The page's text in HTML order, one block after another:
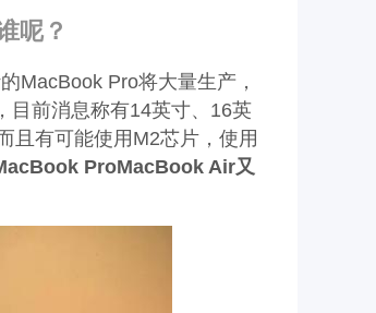
呢？
MacBook Pro将大量生产，
目前消息称有14英寸、16英
且有可能使用M2芯片，使用
ProMacBook Air又